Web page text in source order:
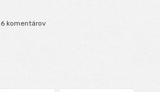
6 komentárov